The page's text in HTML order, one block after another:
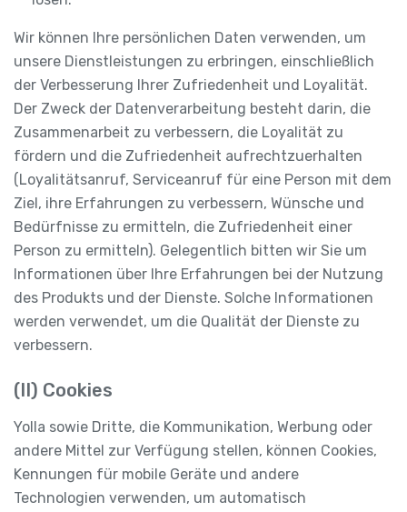
Wir können Ihre persönlichen Daten verwenden, um
unsere Dienstleistungen zu erbringen, einschließlich
der Verbesserung Ihrer Zufriedenheit und Loyalität.
Der Zweck der Datenverarbeitung besteht darin, die
Zusammenarbeit zu verbessern, die Loyalität zu
fördern und die Zufriedenheit aufrechtzuerhalten
(Loyalitätsanruf, Serviceanruf für eine Person mit dem
Ziel, ihre Erfahrungen zu verbessern, Wünsche und
Bedürfnisse zu ermitteln, die Zufriedenheit einer
Person zu ermitteln). Gelegentlich bitten wir Sie um
Informationen über Ihre Erfahrungen bei der Nutzung
des Produkts und der Dienste. Solche Informationen
werden verwendet, um die Qualität der Dienste zu
verbessern.
(II) Cookies
Yolla sowie Dritte, die Kommunikation, Werbung oder
andere Mittel zur Verfügung stellen, können Cookies,
Kennungen für mobile Geräte und andere
Technologien verwenden, um automatisch